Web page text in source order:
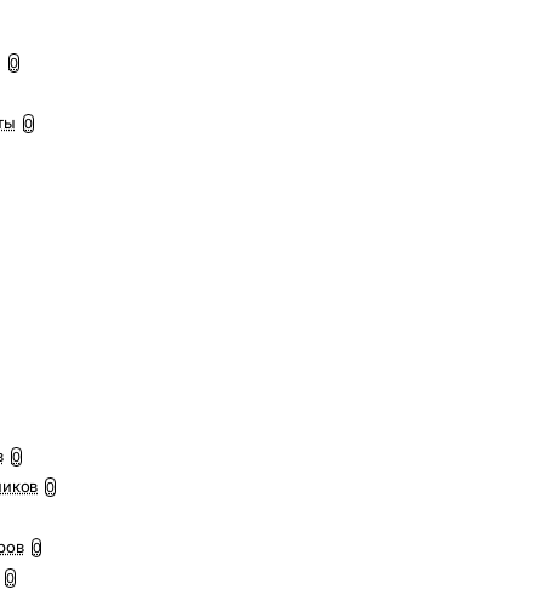
0
0
0
0
0
0